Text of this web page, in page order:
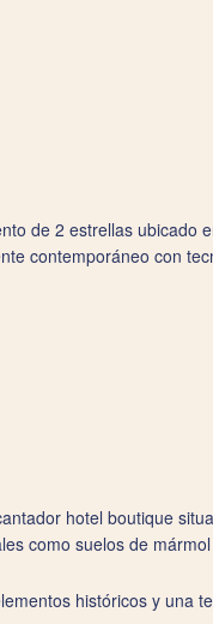
de 2 estrellas
contemporáneo con
hotel boutique
como suelos de
históricos y una